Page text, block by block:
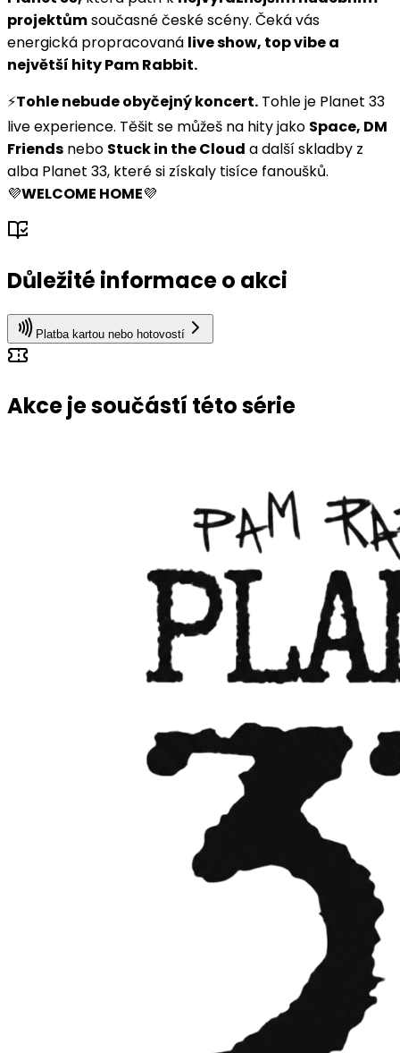
projektůmsoučasné české scény. Čeká vás
energická propracovaná live show, top vibe a
největší hity Pam Rabbit.
⚡️Tohle nebude obyčejný koncert. Tohle je Planet 33
live experience. Těšit se můžeš na hity jako Space, DM
Friends nebo Stuck in the Cloud a další skladby z
alba Planet 33, které si získaly tisíce fanoušků.
💜WELCOME HOME💜
Důležité informace o akci
Platba kartou nebo hotovostí
Akce je součástí této série